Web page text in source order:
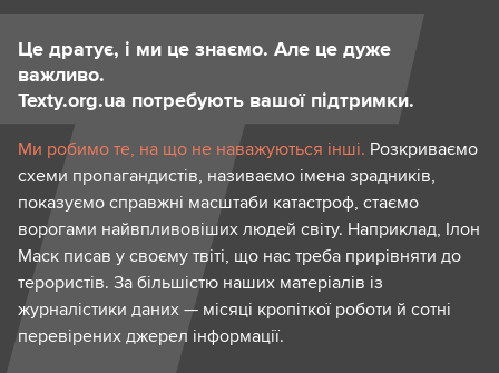
Це дратує, і ми це знаємо. Але це дуже
важливо.
Texty.org.ua потребують вашої підтримки.
Ми робимо те, на що не наважуються інші. Розкриваємо
схеми пропагандистів, називаємо імена зрадників,
показуємо справжні масштаби катастроф, стаємо
ворогами найвпливовіших людей світу. Наприклад, Ілон
Маск писав у своєму твіті, що нас треба прирівняти до
терористів. За більшістю наших матеріалів із
журналістики даних — місяці кропіткої роботи й сотні
перевірених джерел інформації.